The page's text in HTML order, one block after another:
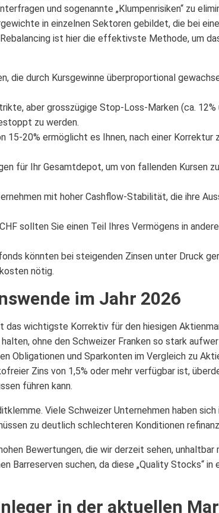
und sogenannte „Klumpenrisiken“ zu
in einzelnen Sektoren gebildet, die bei
ist hier die effektivste Methode, um
die durch Kursgewinne überproportional
aber grosszügige Stop-Loss-Marken (ca.
zu werden.
15-20% ermöglicht es Ihnen, nach einer Korrektur
für Ihr Gesamtdepot, um von fallenden Kursen
mit hoher Cashflow-Stabilität, die ihre
sollten Sie einen Teil Ihres Vermögens in
könnten bei steigenden Zinsen unter Druck
nötig.
im Jahr 2026
das wichtigste Korrektiv für den hiesigen
ohne den Schweizer Franken so stark
Obligationen und Sparkonten im Vergleich zu
Zins von 1,5% oder mehr verfügbar ist,
führen kann.
Viele Schweizer Unternehmen haben
zu deutlich schlechteren Konditionen
Bewertungen, die wir derzeit sehen, unhaltbar
Barreserven suchen, da diese „Quality Stocks“
in der aktuellen